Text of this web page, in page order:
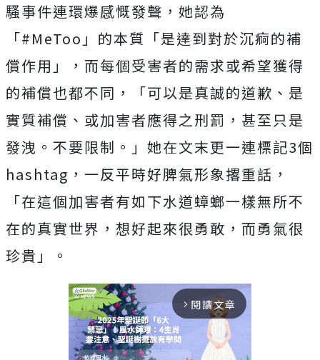
騷事件連環爆感慨發聲，她認為
「#MeToo」的本質「是達到對於沉痾的補
償作用」，而每個受害者的需求或希望獲得
的補償也都不同，「可以是真誠的道歉、是
實質補償、或加害者應得之刑罰，甚至只是
發洩。不要限制。」她在文末更一連標記3個
hashtag，一反平時好脾氣形象撂重話，
「在這個加害者有如下水道蟑螂一樣無所不
在的真實世界，想好起來很勇敢，而勇氣很
珍貴」。
arrow_forward_ios 閱讀文章